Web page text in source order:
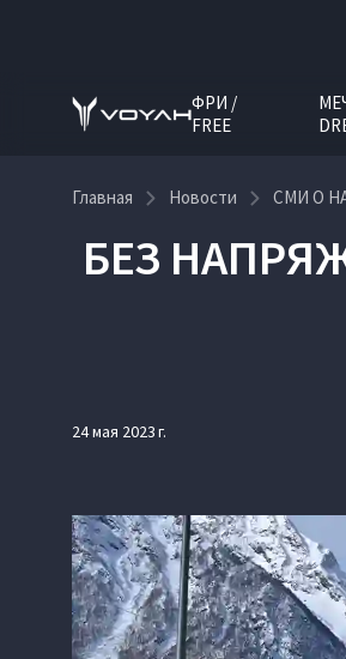
ФРИ /
FREE
Главная Новости СМИ О
БЕЗ
24 мая 2023 г.